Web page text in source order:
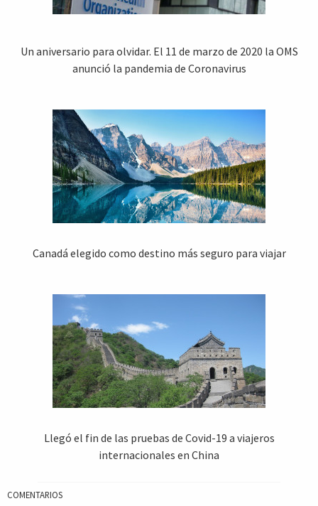
Un aniversario para olvidar. El 11 de marzo de 2020 la OMS
anunció la pandemia de Coronavirus
Canadá elegido como destino más seguro para viajar
Llegó el fin de las pruebas de Covid-19 a viajeros
internacionales en China
COMENTARIOS